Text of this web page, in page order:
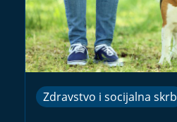
Zdravstvo i socijalna skrb